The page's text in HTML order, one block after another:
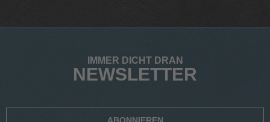
IMMER DICHT DRAN
NEWSLETTER
ABONNIEREN